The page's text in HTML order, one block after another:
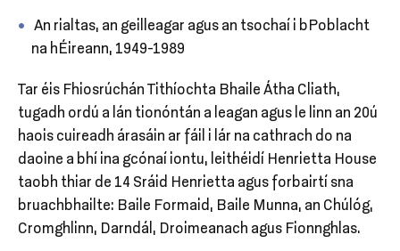
An rialtas, an geilleagar agus an tsochaí i bPoblacht
na hÉireann, 1949-1989
Tar éis Fhiosrúchán Tithíochta Bhaile Átha Cliath,
tugadh ordú a lán tionóntán a leagan agus le linn an 20ú
haois cuireadh árasáin ar fáil i lár na cathrach do na
daoine a bhí ina gcónaí iontu, leithéidí Henrietta House
taobh thiar de 14 Sráid Henrietta agus forbairtí sna
bruachbhailte: Baile Formaid, Baile Munna, an Chúlóg,
Cromghlinn, Darndál, Droimeanach agus Fionnghlas.